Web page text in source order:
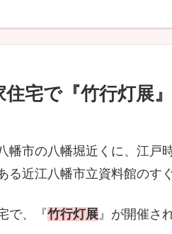
住宅で『竹行灯展
幡市の八幡堀近くに、江戸
る近江八幡市立資料館のす
で、『竹行灯展 』が開催さ